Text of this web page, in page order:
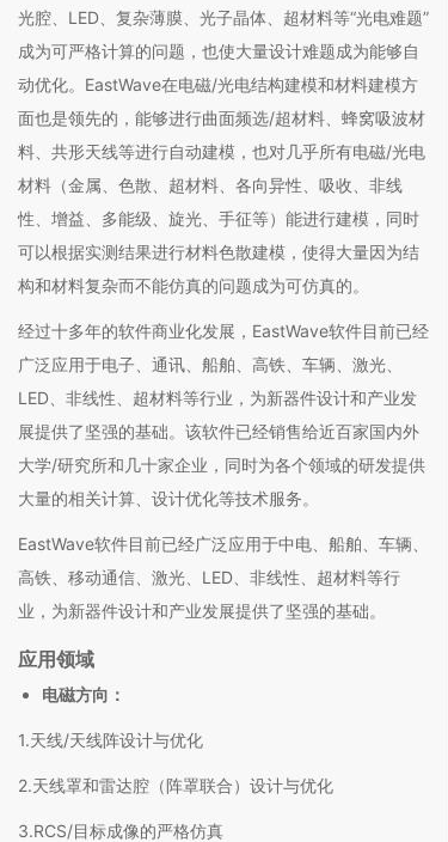
光腔、LED、复杂薄膜、光子晶体、超材料等“光电难题”
成为可严格计算的问题，也使大量设计难题成为能够自
动优化。EastWave在电磁/光电结构建模和材料建模方
面也是领先的，能够进行曲面频选/超材料、蜂窝吸波材
料、共形天线等进行自动建模，也对几乎所有电磁/光电
材料（金属、色散、超材料、各向异性、吸收、非线
性、增益、多能级、旋光、手征等）能进行建模，同时
可以根据实测结果进行材料色散建模，使得大量因为结
构和材料复杂而不能仿真的问题成为可仿真的。
经过十多年的软件商业化发展，EastWave软件目前已经
广泛应用于电子、通讯、船舶、高铁、车辆、激光、
LED、非线性、超材料等行业，为新器件设计和产业发
展提供了坚强的基础。该软件已经销售给近百家国内外
大学/研究所和几十家企业，同时为各个领域的研发提供
大量的相关计算、设计优化等技术服务。
EastWave软件目前已经广泛应用于中电、船舶、车辆、
高铁、移动通信、激光、LED、非线性、超材料等行
业，为新器件设计和产业发展提供了坚强的基础。
应用领域
电磁方向：
1.天线/天线阵设计与优化
2.天线罩和雷达腔（阵罩联合）设计与优化
3.RCS/目标成像的严格仿真